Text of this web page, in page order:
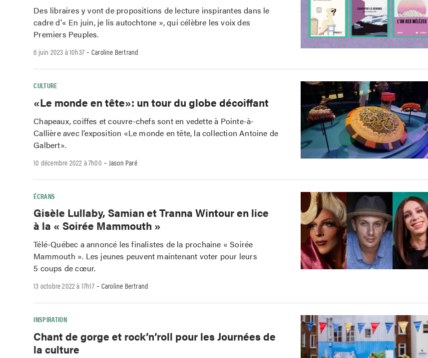
Des libraires y vont de propositions de lecture inspirantes dans le
cadre d’« En juin, je lis autochtone », qui célèbre les voix des
Premiers Peuples.
6 juin 2023 à 10h37 -Caroline Bertrand
CULTURE
«Le monde en tête»: un tour du globe décoiffant
Chapeaux, coiffes et couvre-chefs sont en vedette à Pointe-à-
Callière avec l’exposition «Le monde en tête, la collection Antoine de
Galbert».
10 décembre 2022 à 7h00 - Jason Paré
ÉCRANS
Gisèle Lullaby, Samian et Tranna Wintour en lice
à la « Soirée Mammouth »
Télé-Québec a annoncé les finalistes de la prochaine « Soirée
Mammouth ». Les jeunes peuvent maintenant voter pour leurs
5 coups de cœur.
13 octobre 2022 à 17h17-Caroline Bertrand
INSPIRATION
Chant de gorge et rock’n’roll pour les Journées de
la culture